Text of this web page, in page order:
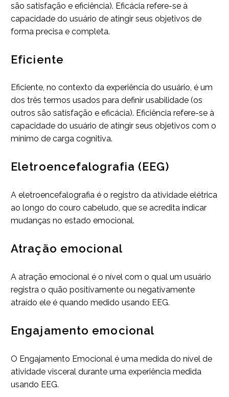
são satisfação e eficiência). Eficácia refere-se à
capacidade do usuário de atingir seus objetivos de
forma precisa e completa.
Eficiente
Eficiente, no contexto da experiência do usuário, é um
dos três termos usados para definir usabilidade (os
outros são satisfação e eficácia). Eficiência refere-se à
capacidade do usuário de atingir seus objetivos com o
mínimo de carga cognitiva.
Eletroencefalografia (EEG)
A eletroencefalografia é o registro da atividade elétrica
ao longo do couro cabeludo, que se acredita indicar
mudanças no estado emocional.
Atração emocional
A atração emocional é o nível com o qual um usuário
registra o quão positivamente ou negativamente
atraído ele é quando medido usando EEG.
Engajamento emocional
O Engajamento Emocional é uma medida do nível de
atividade visceral durante uma experiência medida
usando EEG.